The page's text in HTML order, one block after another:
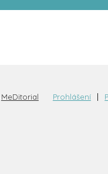
MeDitorial Prohlášení